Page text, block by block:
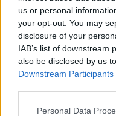
us or personal
your opt-out. You may
disclosure of your
IAB’s list of downstream
also be disclosed by us
Downstream Participants
Personal Data